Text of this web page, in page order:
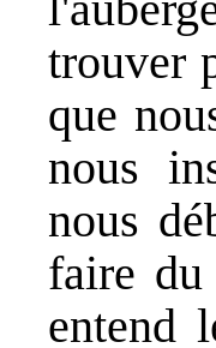
trouver
que
nous
nous
faire du
entend